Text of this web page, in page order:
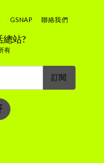
總站?
有
GSNAP 聯絡我們
訂閱